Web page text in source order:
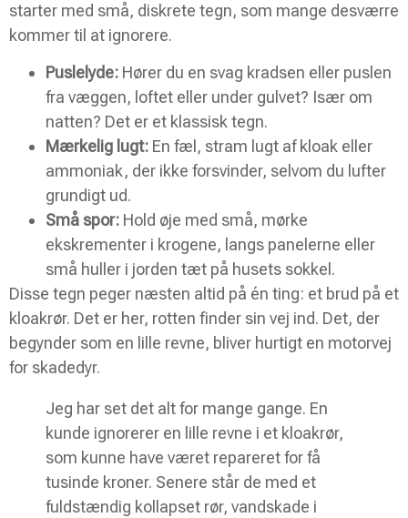
starter med små, diskrete tegn, som mange desværre
kommer til at ignorere.
Puslelyde: Hører du en svag kradsen eller puslen
fra væggen, loftet eller under gulvet? Især om
natten? Det er et klassisk tegn.
Mærkelig lugt: En fæl, stram lugt af kloak eller
ammoniak, der ikke forsvinder, selvom du lufter
grundigt ud.
Små spor: Hold øje med små, mørke
ekskrementer i krogene, langs panelerne eller
små huller i jorden tæt på husets sokkel.
Disse tegn peger næsten altid på én ting: et brud på et
kloakrør. Det er her, rotten finder sin vej ind. Det, der
begynder som en lille revne, bliver hurtigt en motorvej
for skadedyr.
Jeg har set det alt for mange gange. En
kunde ignorerer en lille revne i et kloakrør,
som kunne have været repareret for få
tusinde kroner. Senere står de med et
fuldstændig kollapset rør, vandskade i